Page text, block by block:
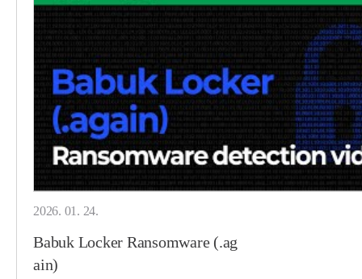
2026. 01. 24.
Babuk Locker Ransomware (.ag
ain)